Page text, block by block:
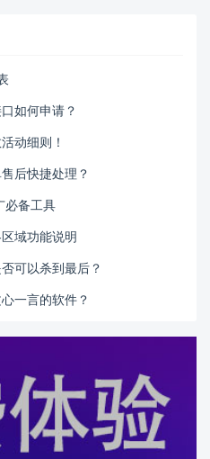
如何申请？
动细则！
后快捷处理？
备工具
域功能说明
可以杀到最后？
一言的软件？